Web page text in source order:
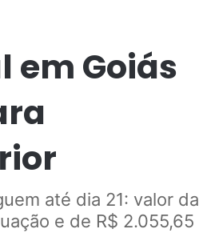
em Goiás
até dia 21: valor da
e de R$ 2.055,65